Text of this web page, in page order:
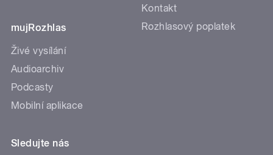
mujRozhlas
Živé vysílání
Audioarchiv
Podcasty
Mobilní aplikace
Kontakt
Rozhlasový poplatek
Sledujte nás